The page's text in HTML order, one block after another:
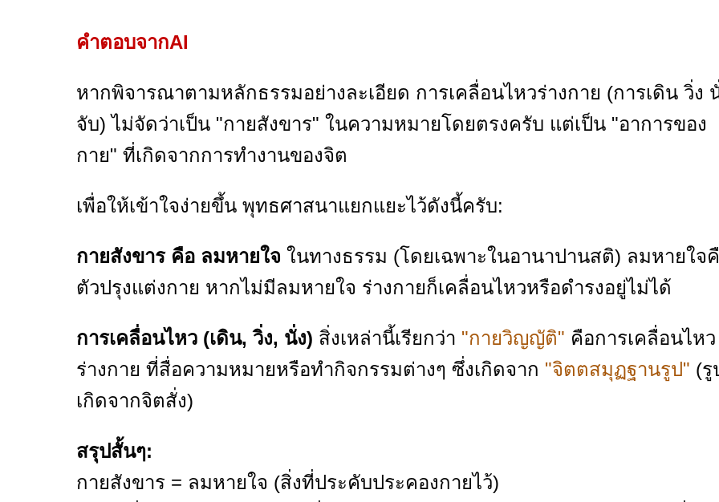
คำตอบจากAI
หากพิจารณาตามหลักธรรมอย่างละเอียด การเคลื่อนไหวร่างกาย (การเดิน วิ่ง
จับ) ไม่จัดว่าเป็น "กายสังขาร" ในความหมายโดยตรงครับ แต่เป็น "อาการของ
กาย" ที่เกิดจากการทำงานของจิต
เพื่อให้เข้าใจง่ายขึ้น พุทธศาสนาแยกแยะไว้ดังนี้ครับ:
กายสังขาร คือ ลมหายใจ ในทางธรรม (โดยเฉพาะในอานาปานสติ) ลมหายใจ
ตัวปรุงแต่งกาย หากไม่มีลมหายใจ ร่างกายก็เคลื่อนไหวหรือดำรงอยู่ไม่ได้
การเคลื่อนไหว (เดิน, วิ่ง, นั่ง) สิ่งเหล่านี้เรียกว่า "กายวิญญัติ" คือการเคลื่อนไหว
ร่างกาย ที่สื่อความหมายหรือทำกิจกรรมต่างๆ ซึ่งเกิดจาก "จิตตสมุฏฐานรูป" (รู
เกิดจากจิตสั่ง)
สรุปสั้นๆ:
กายสังขาร = ลมหายใจ (สิ่งที่ประคับประคองกายไว้)